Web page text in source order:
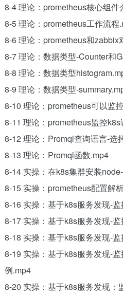
8-4 理论：prometheus核心组件
8-5 理论：prometheus工作流程
8-6 理论：prometheus和zabbix
8-7 理论：数据类型-Counter和
8-8 理论：数据类型
8-9 理论：数据类型-
8-10 理论：prometheus可以监
8-11 理论：prometheus监控
8-12 理论：Promql查询语言-选
8-13 理论：Promql函数.mp4
8-14 实操：在k8s集群安装
8-15 实操：prometheus配置解
8-16 实操：基于k8s服务发现-
8-17 实操：基于k8s服务发现-
8-18 实操：基于k8s服务发现-
8-19 实操：基于k8s服务发现-
例.mp4
8-20 实操：基于k8s服务发现：